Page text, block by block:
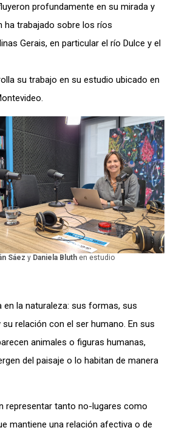
profundamente en su mirada y
ha trabajado sobre los ríos
Gerais, en particular el río Dulce y el
su trabajo en su estudio ubicado en
Sáez y Daniela Bluthen estudio
en la naturaleza: sus formas, sus
relación con el ser humano. En sus
animales o figuras humanas,
del paisaje o lo habitan de manera
representar tanto no-lugares como
mantiene una relación afectiva o de